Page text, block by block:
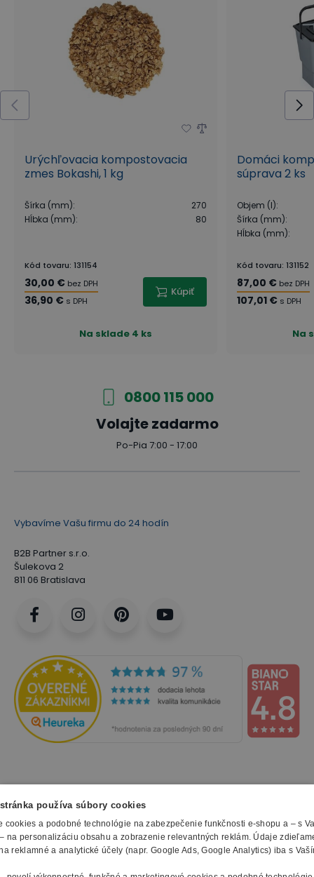
Urýchľovacia kompostovacia
zmes Bokashi, 1 kg
Šírka (mm):
270
Hĺbka (mm): 80
Kód tovaru: 131154
30,00 € bez DPH
36,90 € s DPH
Kúpiť
Na sklade 4 ks
Domáci
súprava 2 ks
Objem (l):
Šírka (mm):
Hĺbka (mm):
Kód tovaru: 131152
87,00 € bez DPH
107,01 € s DPH
Na
0800 115 000
Volajte zadarmo
Po-Pia 7:00 - 17:00
Vybavíme Vašu firmu do 24 hodín
B2B Partner s.r.o.
Šulekova 2
811 06 Bratislava
NAKUPOVANIE
Všetko o nákupe
Obchodné podmienky
SLUŽBY
používa súbory cookies
cookies a podobné technológie na zabezpečenie funkčnosti e-shopu a – s
na personalizáciu obsahu a zobrazenie relevantných reklám. Údaje
reklamné a analytické účely (napr. Google Ads, Google Analytics) iba s